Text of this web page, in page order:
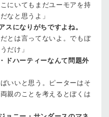
にいてもまだユーモアを持
なと思うよ」
スになりがちですよね。
とは言ってないよ。でもぼ
だけ」
ドハーティーなんて問題外
いいと思う。ピーターはそ
親のことを考えるとぼくは